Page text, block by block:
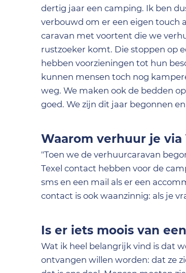
dertig jaar een camping. Ik ben
verbouwd om er een eigen touch
caravan met voortent die we
rustzoeker komt. Die stoppen op
hebben voorzieningen tot hun
kunnen mensen toch nog
weg. We maken ook de bedden
goed. We zijn dit jaar begonnen
Waarom verhuur je via
"Toen we de verhuurcaravan
Texel contact hebben voor de
sms en een mail als er een
contact is ook waanzinnig: als je
Is er iets moois van
Wat ik heel belangrijk vind is dat
ontvangen willen worden: dat ze